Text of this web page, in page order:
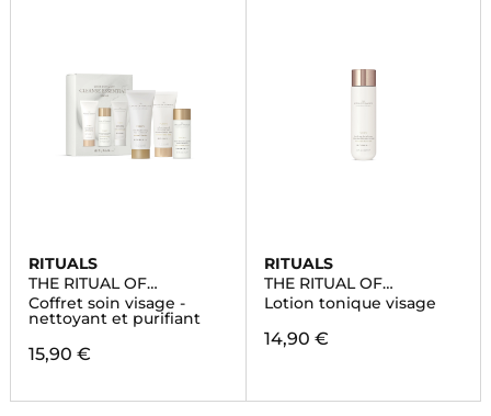
RITUALS
THE RITUAL OF
NAMASTE
Coffret soin visage -
nettoyant et purifiant
15,90 €
RITUALS
THE RITUAL OF
NAMASTE
Lotion tonique visage
14,90 €